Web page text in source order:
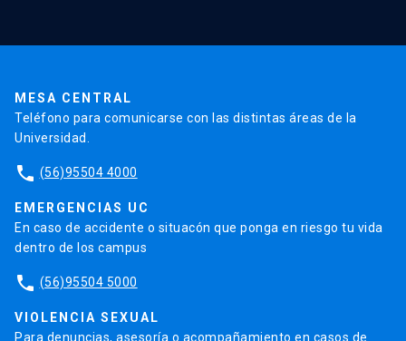
MESA CENTRAL
Teléfono para comunicarse con las distintas áreas de la
Universidad.
phone (56)95504 4000
EMERGENCIAS UC
En caso de accidente o situacón que ponga en riesgo tu vida
dentro de los campus
phone (56)95504 5000
VIOLENCIA SEXUAL
Para denuncias, asesoría o acompañamiento en casos de